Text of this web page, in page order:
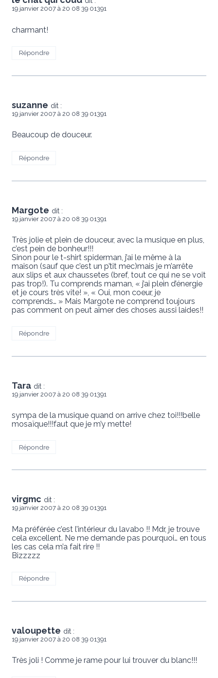
19 janvier 2007 à 20 08 39 01391
charmant!
Répondre
suzanne dit :
19 janvier 2007 à 20 08 39 01391
Beaucoup de douceur.
Répondre
Margote dit :
19 janvier 2007 à 20 08 39 01391
Très jolie et plein de douceur, avec la musique en plus,
c’est pein de bonheur!!!
Sinon pour le t-shirt spiderman, j’ai le même à la
maison (sauf que c’est un p’tit mec)mais je m’arrête
aux slips et aux chaussetes (bref, tout ce qui ne se voit
pas trop!). Tu comprends maman, « j’ai plein d’énergie
et je cours très vite! », « Oui, mon coeur, je
comprends… » Mais Margote ne comprend toujours
pas comment on peut aimer des choses aussi laides!!
Répondre
Tara dit :
19 janvier 2007 à 20 08 39 01391
sympa de la musique quand on arrive chez toi!!!belle
mosaïque!!!faut que je m’y mette!
Répondre
virgmc dit :
19 janvier 2007 à 20 08 39 01391
Ma préférée c’est l’intérieur du lavabo !! Mdr, je trouve
cela excellent. Ne me demande pas pourquoi… en tous
les cas cela m’a fait rire !!
Bizzzzz
Répondre
valoupette dit :
19 janvier 2007 à 20 08 39 01391
Très joli ! Comme je rame pour lui trouver du blanc!!!